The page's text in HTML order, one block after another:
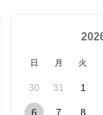
日 月 火
30 31 1
6 7 8